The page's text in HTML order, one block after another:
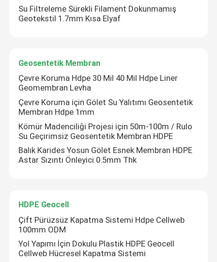
Su Filtreleme Sürekli Filament Dokunmamış
Geotekstil 1.7mm Kısa Elyaf
Geosentetik Membran
Çevre Koruma Hdpe 30 Mil 40 Mil Hdpe Liner
Geomembran Levha
Çevre Koruma için Gölet Su Yalıtımı Geosentetik
Membran Hdpe 1mm
Kömür Madenciliği Projesi için 50m-100m / Rulo
Su Geçirimsiz Geosentetik Membran HDPE
Balık Karides Yosun Gölet Esnek Membran HDPE
Astar Sızıntı Önleyici 0.5mm Thk
HDPE Geocell
Çift Pürüzsüz Kapatma Sistemi Hdpe Cellweb
100mm ODM
Yol Yapımı İçin Dokulu Plastik HDPE Geocell
Cellweb Hücresel Kapatma Sistemi